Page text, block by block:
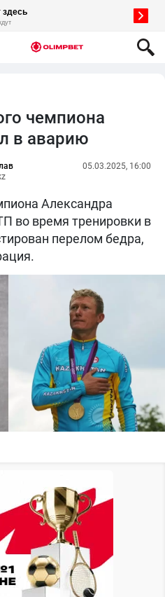
чемпиона
в аварию
05.03.2025, 16:00
Александра
во время тренировки в
перелом бедра,